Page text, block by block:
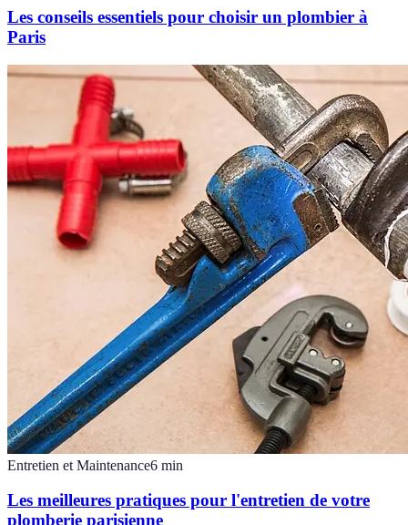
Les conseils essentiels pour choisir un plombier à
Paris
Entretien et Maintenance6 min
Les meilleures pratiques pour l'entretien de votre
plomberie parisienne